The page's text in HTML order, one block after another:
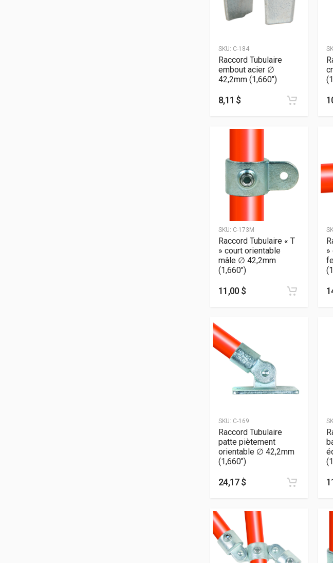
SKU: C-184
Raccord Tubulaire
embout acier ∅
42,2mm (1,660″)
8,11 $
SKU: C-173M
Raccord Tubulaire « T
» court orientable
mâle ∅ 42,2mm
(1,660″)
11,00 $
»
SKU: C-169
Raccord Tubulaire
patte piètement
orientable ∅ 42,2mm
(1,660″)
24,17 $